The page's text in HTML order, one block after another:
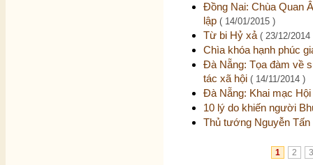
Đồng Nai: Chùa Quan
lập ( 14/01/2015 )
Từ bi Hỷ xả ( 23/12/2014
Chìa khóa hạnh phúc
Đà Nẵng: Tọa đàm về
tác xã hội ( 14/11/2014 )
Đà Nẵng: Khai mạc
10 lý do khiến người
Thủ tướng Nguyễn
1 2 3